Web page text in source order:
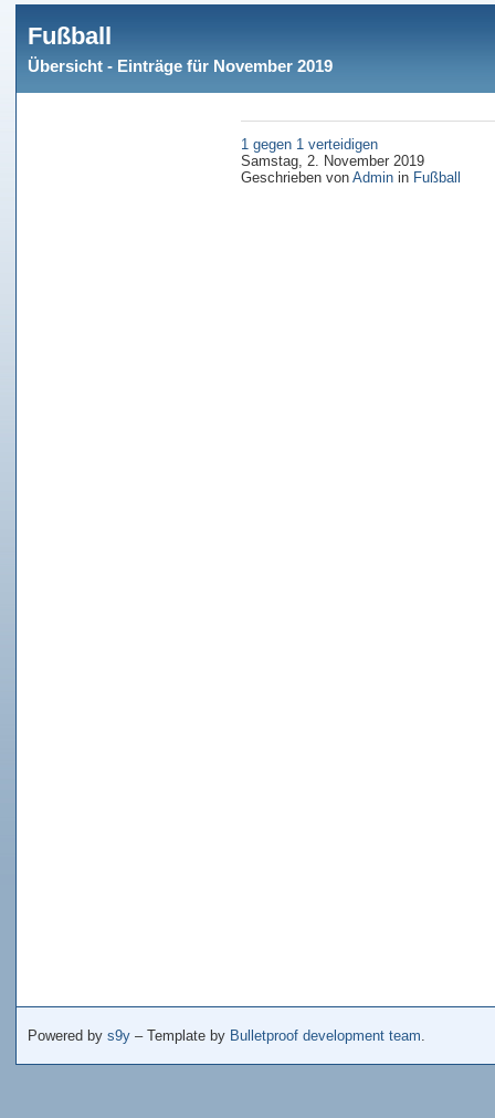
Fußball
Übersicht - Einträge für November 2019
1 gegen 1 verteidigen
Samstag, 2. November 2019
Geschrieben von Adminin Fußball
Powered by s9y – Template by Bulletproof development team